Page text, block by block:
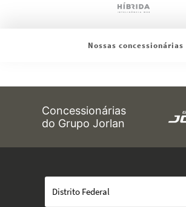
Nossas concessionárias
Concessionárias
do Grupo Jorlan